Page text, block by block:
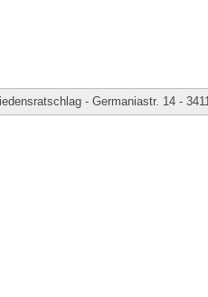
- Germaniastr. 14 -